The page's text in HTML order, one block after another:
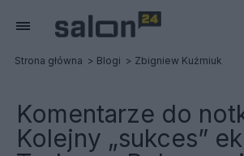
Strona główna Blogi Zbigniew Kuźmiuk
Komentarze do
Kolejny „sukces”